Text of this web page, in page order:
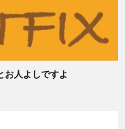
人よしですよ